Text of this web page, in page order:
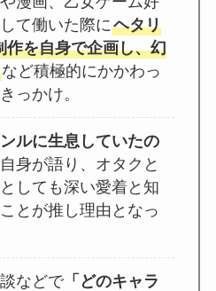
て働いた際にヘタリ
作を自身で企画し、幻
など積極的にかかわっ
っかけ。
ルに生息していたの
身が語り、オタクと
しても深い愛着と知
とが推し理由となっ
などで「どのキャラ